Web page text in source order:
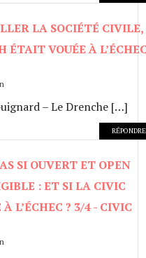
LA SOCIÉTÉ CIVILE,
ÉTAIT VOUÉE À
– Le Drenche […]
RÉPONDRE
SI OUVERT ET OPEN
: ET SI LA CIVIC
L’ÉCHEC ? 3/4 - CIVIC